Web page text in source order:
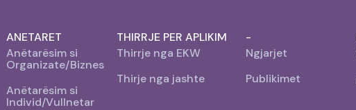
ANETARET
Anëtarësim si
Organizate/Biznes
Anëtarësim si
Individ/Vullnetar
THIRRJE PER APLIKIM
Thirrje nga EKW
Thirje nga jashte
-
Ngjarjet
Publikimet